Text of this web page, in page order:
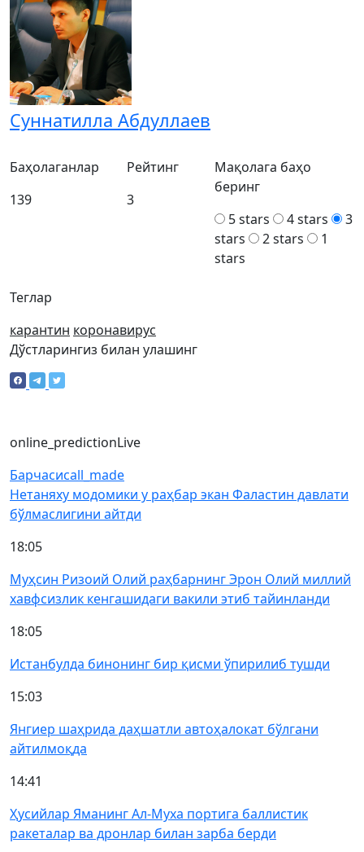
Суннатилла Абдуллаев
Теглар
карантин коронавирус
Баҳолаганлар
139
Рейтинг
3
Мақолага баҳо
беринг
5 stars
4 stars
3
stars
2 stars
1
stars
Дўстларингиз билан улашинг
online_predictionLive
Барчасиcall_made
Нетаняху модомики у раҳбар экан Фаластин давлати
бўлмаслигини айтди
18:05
Муҳсин Ризоий Олий раҳбарнинг Эрон Олий миллий
хавфсизлик кенгашидаги вакили этиб тайинланди
18:05
Истанбулда бинонинг бир қисми ўпирилиб тушди
15:03
Янгиер шаҳрида даҳшатли автоҳалокат бўлгани
айтилмоқда
14:41
Ҳусийлар Яманинг Ал-Муха портига баллистик
ракеталар ва дронлар билан зарба берди